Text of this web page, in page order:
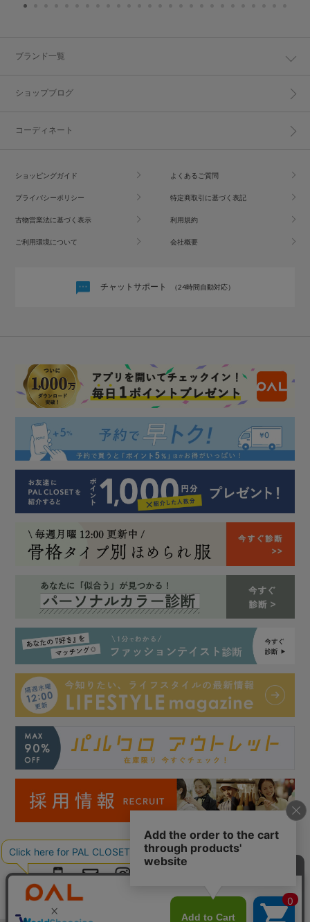
ブランド一覧
ショップブログ
コーディネート
ショッピングガイド よくあるご質問
プライバシーポリシー 特定商取引に基づく表記
古物営業法に基づく表示 利用規約
ご利用環境について 会社概要
チャットサポート （24時間自動対応）